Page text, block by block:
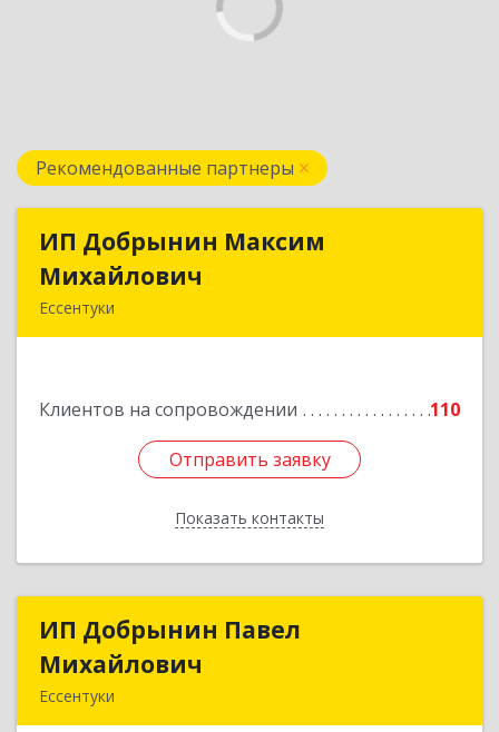
Рекомендованные партнеры
ИП Добрынин Максим
Михайлович
Ессентуки
Клиентов на сопровождении 110
Отправить заявку
Показать контакты
ИП Добрынин Максим
Подробнее
Отправить заявку
Назад
ИП Добрынин Павел
Михайлович
Ессентуки
ИП Добрынин Павел